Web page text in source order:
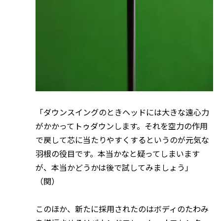
「ダウンスイングのときヘッドには大きな遠心力
がかかってトゥダウンします。それを空力の作用
で戻して芯に当たりやすくするというのが元気な
羽根の役目です。本当かなと疑ってしまいます
が、本当かどうかは後で試してみましょう」
（関）
このほか、新たに採用されたのはボディのたわみ